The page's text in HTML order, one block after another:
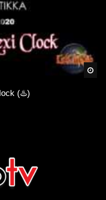
(♨️)